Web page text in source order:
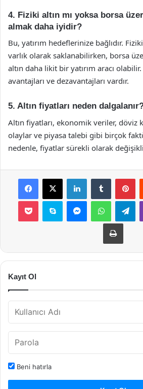
4. Fiziki altın mı yoksa borsa
almak daha iyidir?
Bu, yatırım hedeflerinize bağlıdır.
varlık olarak saklanabilirken, borsa
altın daha likit bir yatırım aracı
avantajları ve dezavantajları vardır.
5. Altın fiyatları neden
Altın fiyatları, ekonomik veriler, döviz
olaylar ve piyasa talebi gibi birçok
nedenle, fiyatlar sürekli olarak
Facebook
X LinkedInTumblr
Pocket Skype MessengerWhatsApp
Yazdır
Kayıt Ol
Beni hatırla